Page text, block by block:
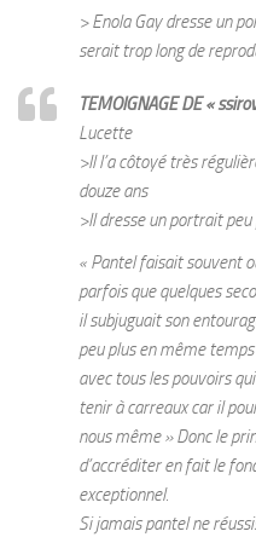
> Enola Gay dresse un
serait trop long de
TEMOIGNAGE DE «
Lucette
>Il l’a côtoyé très
douze ans
>Il dresse un portrait
« Pantel faisait souvent
parfois que quelques
il subjuguait son
peu plus en même
avec tous les pouvoirs
tenir à carreaux car il
nous même » Donc le
d’accréditer en fait le
exceptionnel.
Si jamais pantel ne